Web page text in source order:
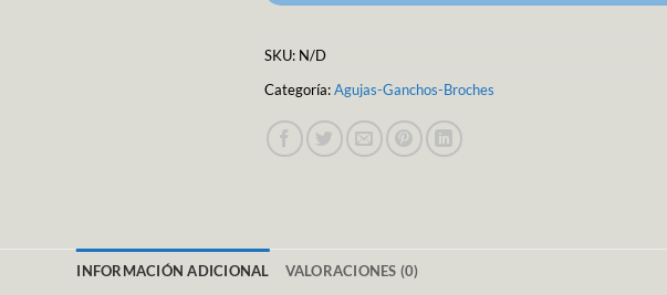
SKU: N/D
Categoría:Agujas-Ganchos-Broches
INFORMACIÓN ADICIONAL VALORACIONES (0)